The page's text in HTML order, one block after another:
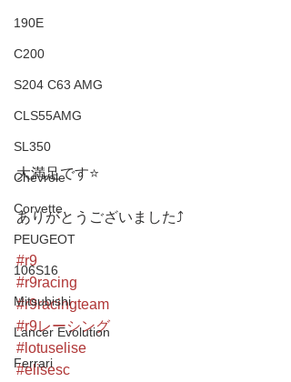
190E
C200
S204 C63 AMG
CLS55AMG
SL350
Chevrole
Corvette
PEUGEOT
106S16
Mitsubishi
Lancer Evolution
Ferrari
大満足です⭐️
ありがとうございました⤴️
#r9
#r9racing
#r9racingteam
#r9レーシング
#lotuselise
#elisesc